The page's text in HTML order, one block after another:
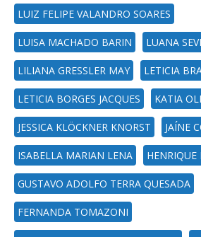
LUIZ FELIPE VALANDRO SOARES
LUISA MACHADO BARIN LUANA
LILIANA GRESSLER MAY LETICIA
LETICIA BORGES JACQUES KATIA
JESSICA KLÖCKNER KNORST JAÍNE
ISABELLA MARIAN LENA HENRIQUE
GUSTAVO ADOLFO TERRA QUESADA
FERNANDA TOMAZONI